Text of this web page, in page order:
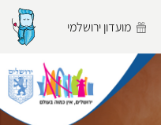
מועדון ירושלמי